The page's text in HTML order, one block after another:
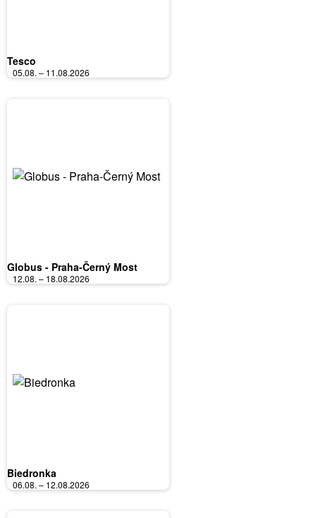
Tesco
05.08. – 11.08.2026
Globus - Praha-Černý Most
12.08. – 18.08.2026
Biedronka
06.08. – 12.08.2026